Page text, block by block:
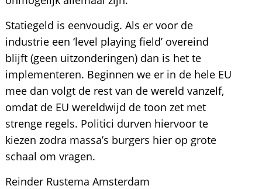
Statiegeld is eenvoudig. Als er voor de
industrie een ‘level playing field’ overeind
blijft (geen uitzonderingen) dan is het te
implementeren. Beginnen we er in de hele EU
mee dan volgt de rest van de wereld vanzelf,
omdat de EU wereldwijd de toon zet met
strenge regels. Politici durven hiervoor te
kiezen zodra massa’s burgers hier op grote
schaal om vragen.
Reinder Rustema Amsterdam